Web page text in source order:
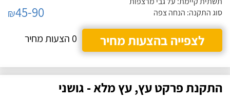
סוג התקנה: הנחה צפה
₪45-90
לצפייה בהצעות מחיר
0 הצעות מחיר
התקנת פרקט עץ, עץ מלא - גושני